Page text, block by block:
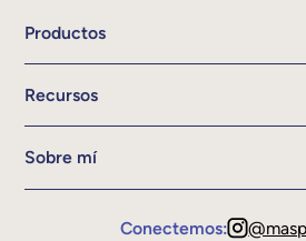
Productos
Recursos
Sobre mí
Conectemos: